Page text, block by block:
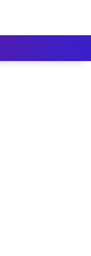
Desak Bangkai
Batu Bara
Buruknya